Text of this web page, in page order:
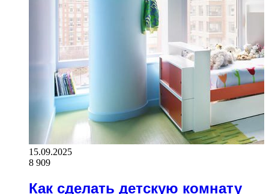
15.09.2025
8 909
Как сделать детскую комнату